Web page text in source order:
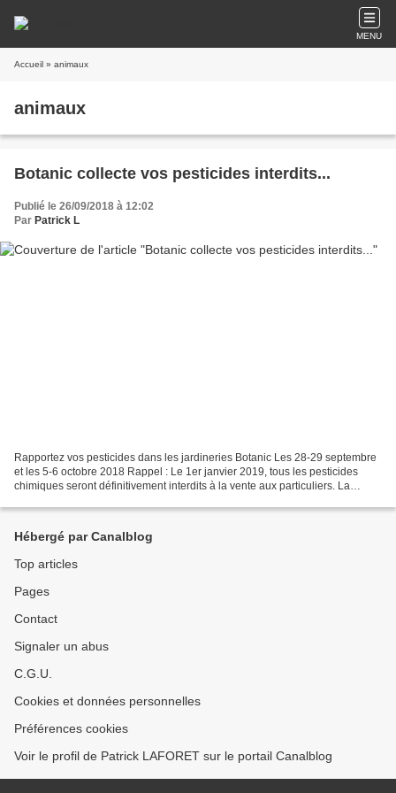
MENU
Accueil » animaux
animaux
Botanic collecte vos pesticides interdits...
Publié le 26/09/2018 à 12:02
Par Patrick L
Rapportez vos pesticides dans les jardineries Botanic Les 28-29 septembre
et les 5-6 octobre 2018 Rappel : Le 1er janvier 2019, tous les pesticides
chimiques seront définitivement interdits à la vente aux particuliers. La
Hébergé par Canalblog
Top articles
Pages
Contact
Signaler un abus
C.G.U.
Cookies et données personnelles
Préférences cookies
Voir le profil de Patrick LAFORET sur le portail Canalblog